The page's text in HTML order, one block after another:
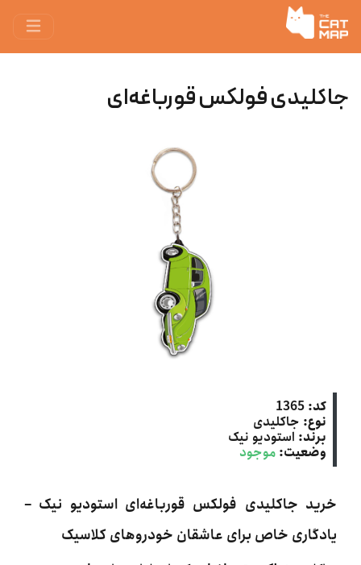
جاکلیدی فولکس قورباغه‌ای
کد: 1365
نوع: جاکلیدی
برند: استودیو نیک
وضعیت: موجود
خرید جاکلیدی فولکس قورباغه‌ای استودیو نیک –
یادگاری خاص برای عاشقان خودروهای کلاسیک